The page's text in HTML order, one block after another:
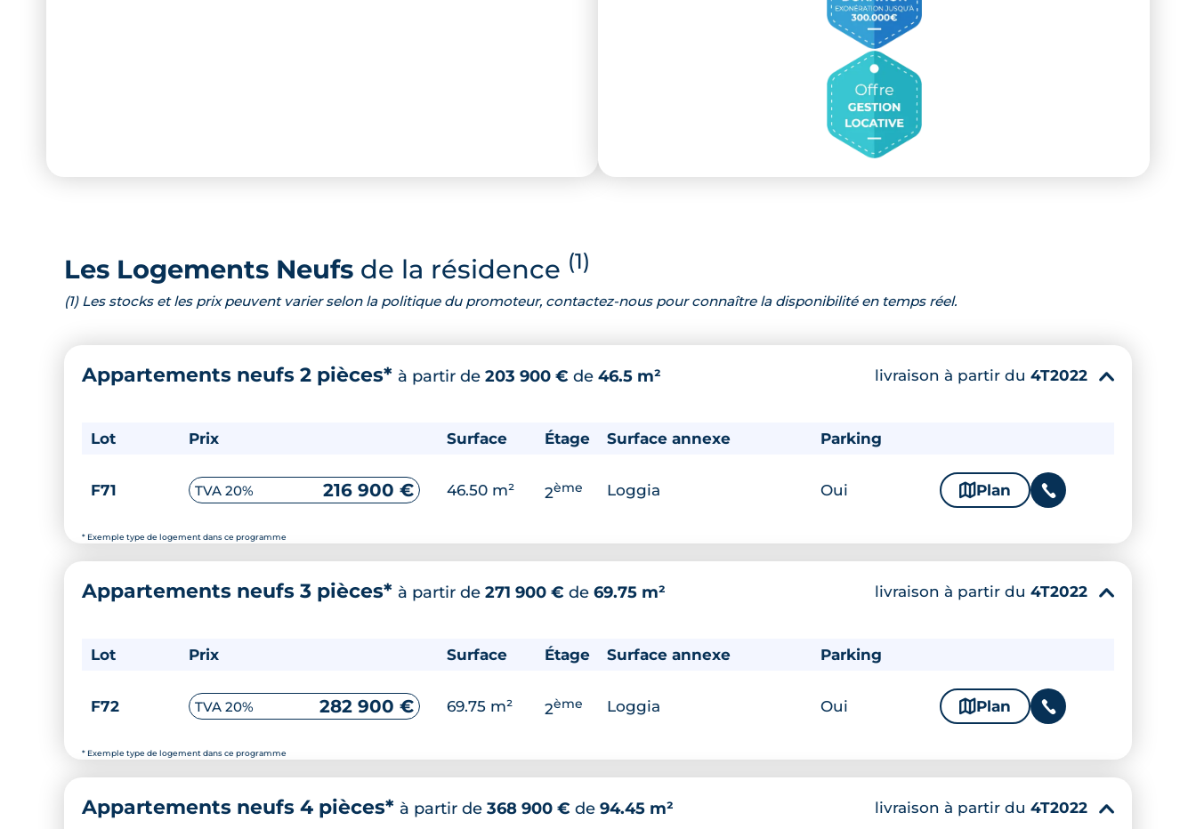
Les Logements Neufs de la résidence (1)
(1) Les stocks et les prix peuvent varier selon la politique du promoteur, contactez-nous pour connaître la disponibilité en temps réel.
Appartements neufs 2 pièces* à partir de 203 900 € de 46.5 m²
* Exemple type de logement dans ce programme
livraison à partir du 4T2022 ▾
Lot Prix Surface Étage Surface annexe Parking
F71 TVA 20% 216 900 € 46.50 m² 2ème Loggia Oui 🗞 Plan 📞
Appartements neufs 3 pièces* à partir de 271 900 € de 69.75 m²
* Exemple type de logement dans ce programme
livraison à partir du 4T2022 ▾
Lot Prix Surface Étage Surface annexe Parking
F72 TVA 20% 282 900 € 69.75 m² 2ème Loggia Oui 🗞 Plan 📞
Appartements neufs 4 pièces* à partir de 368 900 € de 94.45 m² livraison à partir du 4T2022 ▾